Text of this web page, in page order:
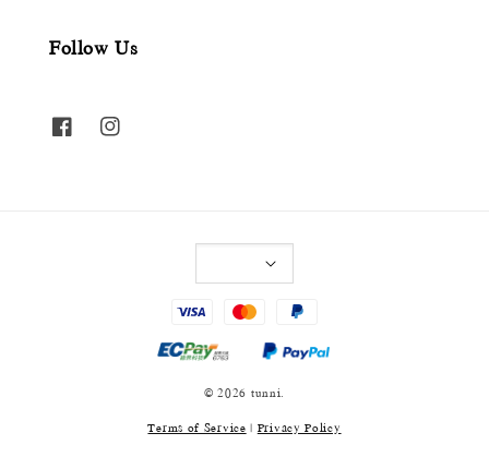
Follow Us
© 2026 tunni.
Terms of Service | Privacy Policy